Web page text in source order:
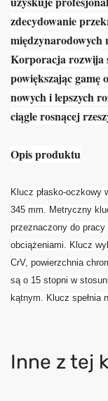
zdecydowanie
Korporacja rozwija
powiększając
nowych i lepszych
ciągle rosnącej
Opis produktu
Klucz płasko-oczkowy
345 mm. Metryczny
przeznaczony do
obciążeniami. Klucz
CrV, powierzchnia
są o 15 stopni w
kątnym. Klucz spełnia
Inne z tej